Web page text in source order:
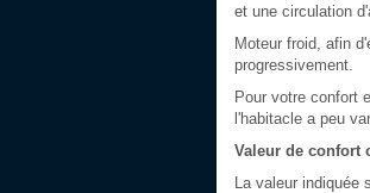
et une circulation
Moteur froid, afin
progressivement.
Pour votre confort
l'habitacle a peu
Valeur de confort
La valeur indiquée